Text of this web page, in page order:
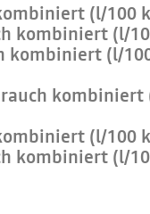
(l/100
kombiniert (l/
kombiniert (l/
(l/100
kombiniert (l/